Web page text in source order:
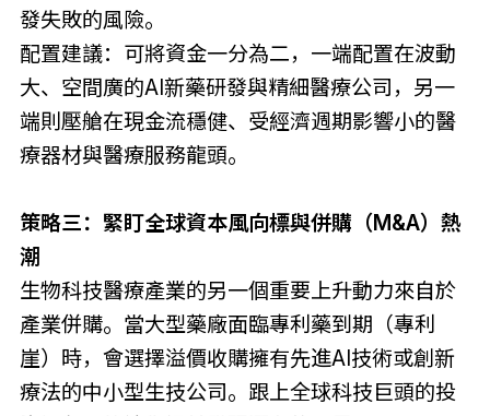
發失敗的風險。
配置建議：可將資金一分為二，一端配置在波動
大、空間廣的AI新藥研發與精細醫療公司，另一
端則壓艙在現金流穩健、受經濟週期影響小的醫
療器材與醫療服務龍頭。
策略三：緊盯全球資本風向標與併購（M&A）熱
潮
生物科技醫療產業的另一個重要上升動力來自於
產業併購。當大型藥廠面臨專利藥到期（專利
崖）時，會選擇溢價收購擁有先進AI技術或創新
療法的中小型生技公司。跟上全球科技巨頭的投